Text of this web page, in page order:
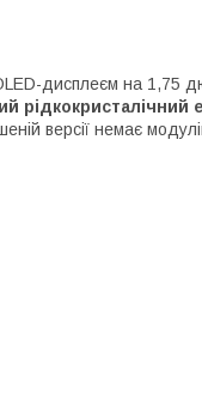
дисплеєм на 1,75
версії немає